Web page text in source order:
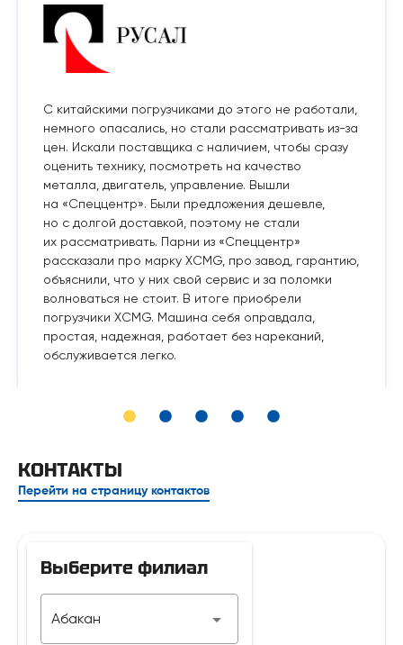
С китайскими погрузчиками до этого не работали,
немного опасались, но стали рассматривать из-за
цен. Искали поставщика с наличием, чтобы сразу
оценить технику, посмотреть на качество
металла, двигатель, управление. Вышли
на «Спеццентр». Были предложения дешевле,
но с долгой доставкой, поэтому не стали
их рассматривать. Парни из «Спеццентр»
рассказали про марку XCMG, про завод, гарантию,
объяснили, что у них свой сервис и за поломки
волноваться не стоит. В итоге приобрели
погрузчики XCMG. Машина себя оправдала,
простая, надежная, работает без нареканий,
обслуживается легко.
КОНТАКТЫ
Перейти на страницу контактов
Выберите филиал
Абакан
Телефон